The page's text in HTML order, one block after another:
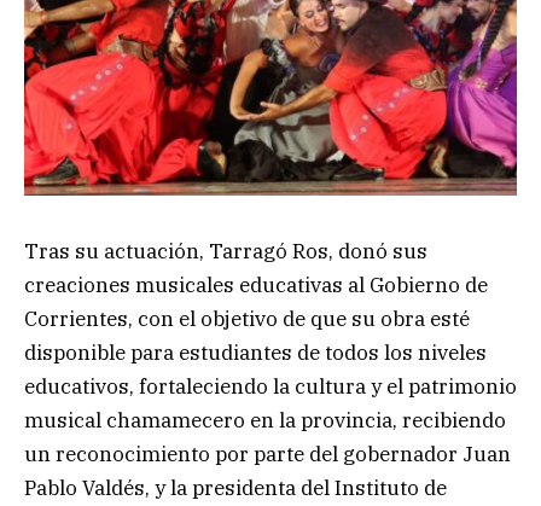
Tras su actuación, Tarragó Ros, donó sus
creaciones musicales educativas al Gobierno de
Corrientes, con el objetivo de que su obra esté
disponible para estudiantes de todos los niveles
educativos, fortaleciendo la cultura y el patrimonio
musical chamamecero en la provincia, recibiendo
un reconocimiento por parte del gobernador Juan
Pablo Valdés, y la presidenta del Instituto de